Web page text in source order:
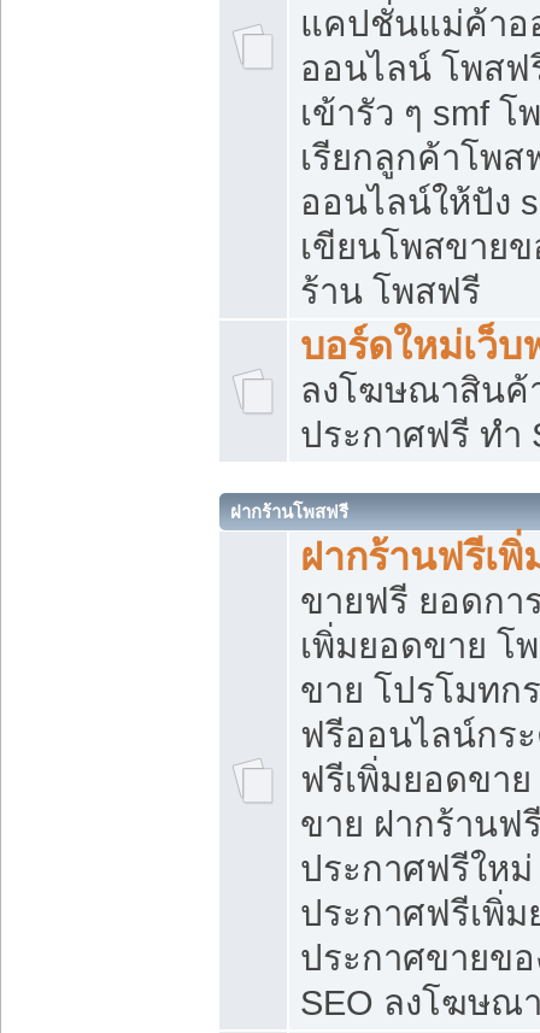
แคปชั่นแม่ค้า
ออนไลน์ โพสฟ
เข้ารัว ๆ smf
เรียกลูกค้าโพส
ออนไลน์ให้ปัง
เขียนโพสขาย
ร้าน โพสฟรี
บอร์ดใหม่เว็บ
ลงโฆษณาสิน
ประกาศฟรี ทำ
ฝากร้านโพสฟรี
ฝากร้านฟรีเ
ขายฟรี ยอดกา
เพิ่มยอดขาย โ
ขาย โปรโมทก
ฟรีออนไลน์กร
ฟรีเพิ่มยอดขา
ขาย ฝากร้านฟ
ประกาศฟรีใหม่
ประกาศฟรีเพิ่
ประกาศขายข
SEO ลงโฆษณ